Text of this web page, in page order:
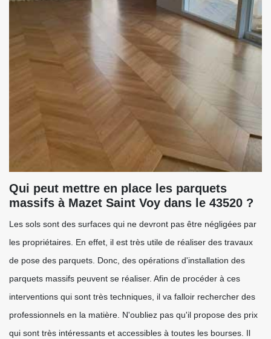
Qui peut mettre en place les parquets
massifs à Mazet Saint Voy dans le 43520 ?
Les sols sont des surfaces qui ne devront pas être négligées par
les propriétaires. En effet, il est très utile de réaliser des travaux
de pose des parquets. Donc, des opérations d'installation des
parquets massifs peuvent se réaliser. Afin de procéder à ces
interventions qui sont très techniques, il va falloir rechercher des
professionnels en la matière. N'oubliez pas qu'il propose des prix
qui sont très intéressants et accessibles à toutes les bourses. Il